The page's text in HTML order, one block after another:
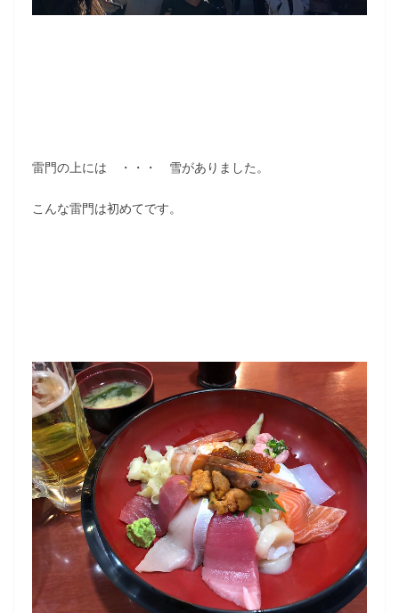
雷門の上には ・・・ 雪がありました。
こんな雷門は初めてです。